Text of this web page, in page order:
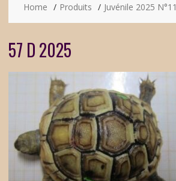
Home Produits Juvénile 2025 N°11
57 D 2025